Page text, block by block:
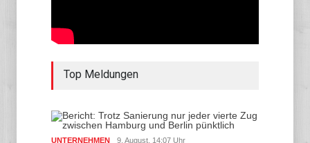
Top Meldungen
UNTERNEHMEN 9. August, 14:07 Uhr